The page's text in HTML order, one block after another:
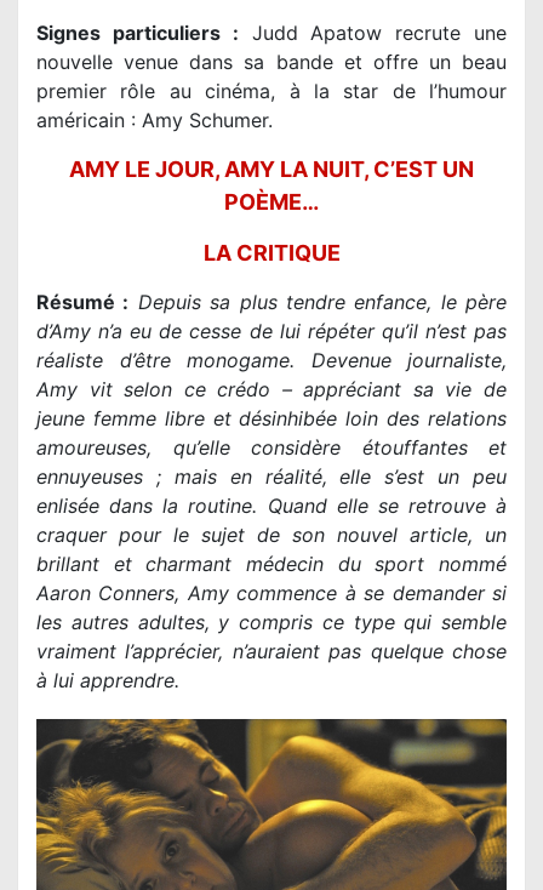
Signes particuliers : Judd Apatow recrute une
nouvelle venue dans sa bande et offre un beau
premier rôle au cinéma, à la star de l’humour
américain : Amy Schumer.
AMY LE JOUR, AMY LA NUIT, C’EST UN
POÈME…
LA CRITIQUE
Résumé : Depuis sa plus tendre enfance, le père
d’Amy n’a eu de cesse de lui répéter qu’il n’est pas
réaliste d’être monogame. Devenue journaliste,
Amy vit selon ce crédo – appréciant sa vie de
jeune femme libre et désinhibée loin des relations
amoureuses, qu’elle considère étouffantes et
ennuyeuses ; mais en réalité, elle s’est un peu
enlisée dans la routine. Quand elle se retrouve à
craquer pour le sujet de son nouvel article, un
brillant et charmant médecin du sport nommé
Aaron Conners, Amy commence à se demander si
les autres adultes, y compris ce type qui semble
vraiment l’apprécier, n’auraient pas quelque chose
à lui apprendre.